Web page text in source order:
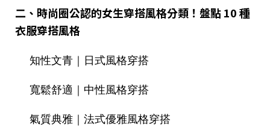
二、時尚圈公認的女生穿搭風格分類！盤點 10 種
衣服穿搭風格
知性文青｜日式風格穿搭
寬鬆舒適｜中性風格穿搭
氣質典雅｜法式優雅風格穿搭